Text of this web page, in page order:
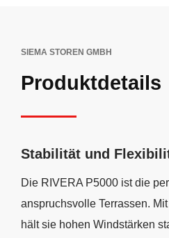
SIEMA STOREN GMBH
Produktdetails
Stabilität und
Die RIVERA P5000 ist die
anspruchsvolle Terrassen.
hält sie hohen Windstärken